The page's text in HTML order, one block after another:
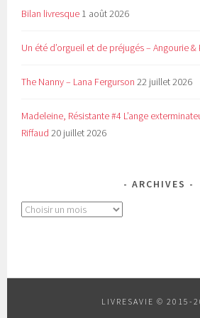
Bilan livresque 1 août 2026
Un été d’orgueil et de préjugés – Angourie &
The Nanny – Lana Fergurson 22 juillet 2026
Madeleine, Résistante #4 L’ange
Riffaud 20 juillet 2026
ARCHIVES
Archives
LIVRESAVIE © 2015-